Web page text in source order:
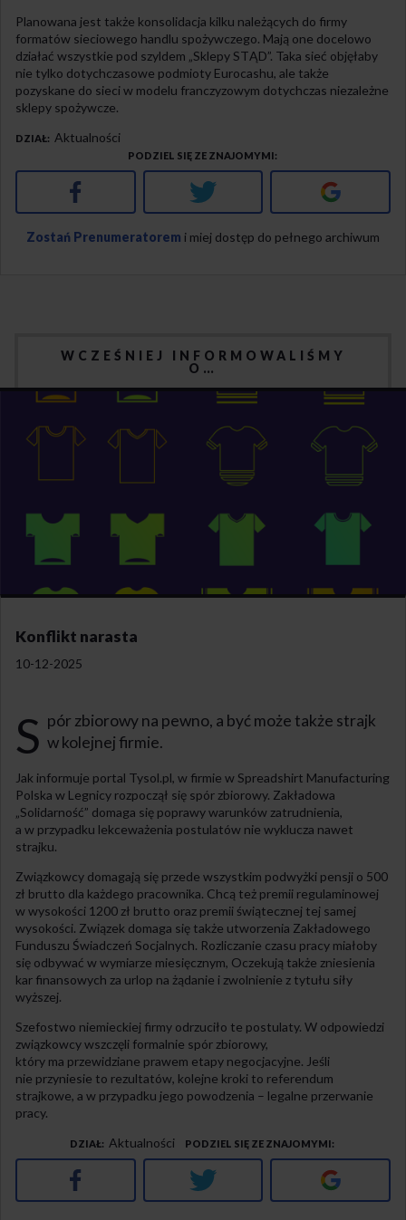
Planowana jest także konsolidacja kilku należących do firmy
formatów sieciowego handlu spożywczego. Mają one docelowo
działać wszystkie pod szyldem „Sklepy STĄD”. Taka sieć objęłaby
nie tylko dotychczasowe podmioty Eurocashu, ale także
pozyskane do sieci w modelu franczyzowym dotychczas niezależne
sklepy spożywcze.
DZIAŁ Aktualności
PODZIEL SIĘ ZE ZNAJOMYMI
Facebook Twitter Google+
Zostań Prenumeratorem i miej dostęp do pełnego archiwum
WCZEŚNIEJ INFORMOWALIŚMY
O…
Konflikt narasta
10-12-2025
S pór zbiorowy na pewno, a być może także strajk
w kolejnej firmie.
Jak informuje portal Tysol.pl, w firmie w Spreadshirt Manufacturing
Polska w Legnicy rozpoczął się spór zbiorowy. Zakładowa
„Solidarność” domaga się poprawy warunków zatrudnienia,
a w przypadku lekceważenia postulatów nie wyklucza nawet
strajku.
Związkowcy domagają się przede wszystkim podwyżki pensji o 500
zł brutto dla każdego pracownika. Chcą też premii regulaminowej
w wysokości 1200 zł brutto oraz premii świątecznej tej samej
wysokości. Związek domaga się także utworzenia Zakładowego
Funduszu Świadczeń Socjalnych. Rozliczanie czasu pracy miałoby
się odbywać w wymiarze miesięcznym, Oczekują także zniesienia
kar finansowych za urlop na żądanie i zwolnienie z tytułu siły
wyższej.
Szefostwo niemieckiej firmy odrzuciło te postulaty. W odpowiedzi
związkowcy wszczęli formalnie spór zbiorowy,
który ma przewidziane prawem etapy negocjacyjne. Jeśli
nie przyniesie to rezultatów, kolejne kroki to referendum
strajkowe, a w przypadku jego powodzenia – legalne przerwanie
pracy.
DZIAŁ Aktualności PODZIEL SIĘ ZE ZNAJOMYMI
Facebook Twitter Google+